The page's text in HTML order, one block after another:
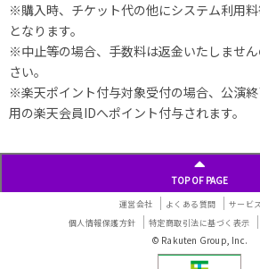
※購入時、チケット代の他にシステム利用
となります。
※中止等の場合、手数料は返金いたしませ
さい。
※楽天ポイント付与対象受付の場合、公演
用の楽天会員IDへポイント付与されます。
TOP OF PAGE
運営会社 よくある質問
サービ
個人情報保護方針
特定商取引法に基づく表示
© Rakuten Group, Inc.